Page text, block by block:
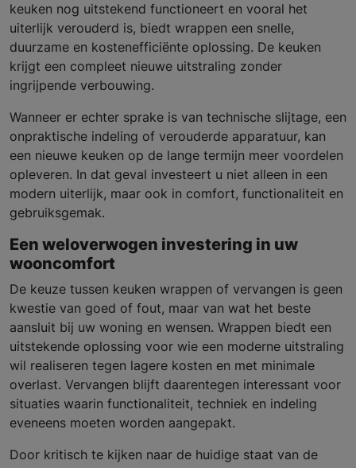
keuken nog uitstekend functioneert en vooral het
uiterlijk verouderd is, biedt wrappen een snelle,
duurzame en kostenefficiënte oplossing. De keuken
krijgt een compleet nieuwe uitstraling zonder
ingrijpende verbouwing.
Wanneer er echter sprake is van technische slijtage, een
onpraktische indeling of verouderde apparatuur, kan
een nieuwe keuken op de lange termijn meer voordelen
opleveren. In dat geval investeert u niet alleen in een
modern uiterlijk, maar ook in comfort, functionaliteit en
gebruiksgemak.
Een weloverwogen investering in uw
wooncomfort
De keuze tussen keuken wrappen of vervangen is geen
kwestie van goed of fout, maar van wat het beste
aansluit bij uw woning en wensen. Wrappen biedt een
uitstekende oplossing voor wie een moderne uitstraling
wil realiseren tegen lagere kosten en met minimale
overlast. Vervangen blijft daarentegen interessant voor
situaties waarin functionaliteit, techniek en indeling
eveneens moeten worden aangepakt.
Door kritisch te kijken naar de huidige staat van de